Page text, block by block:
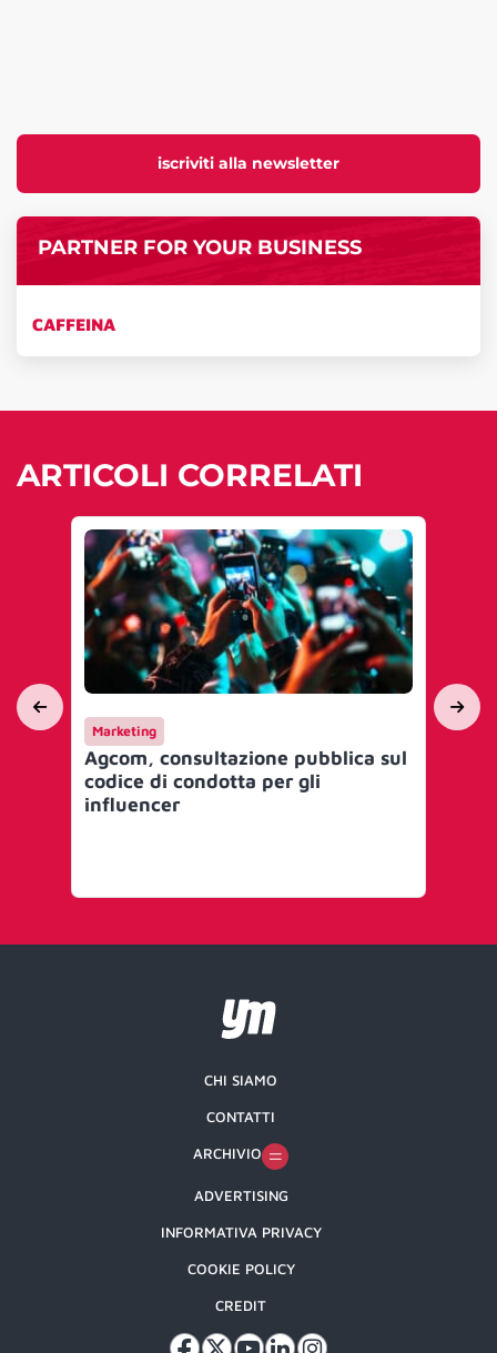
iscriviti alla newsletter
PARTNER FOR YOUR BUSINESS
CAFFEINA
ARTICOLI CORRELATI
Marketing
Agcom, consultazione pubblica sul
codice di condotta per gli
influencer
CHI SIAMO
CONTATTI
ARCHIVIO
ADVERTISING
INFORMATIVA PRIVACY
COOKIE POLICY
CREDIT